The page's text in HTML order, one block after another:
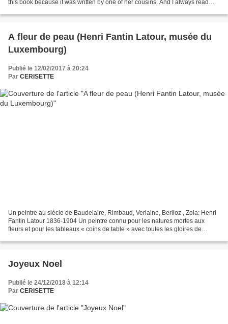
this book because it was written by one of her cousins. And I always read
A fleur de peau (Henri Fantin Latour, musée du
Luxembourg)
Publié le 12/02/2017 à 20:24
Par CERISETTE
Un peintre au siècle de Baudelaire, Rimbaud, Verlaine, Berlioz , Zola: Henri
Fantin Latour 1836-1904 Un peintre connu pour les natures mortes aux
fleurs et pour les tableaux « coins de table » avec toutes les gloires de
Joyeux Noel
Publié le 24/12/2018 à 12:14
Par CERISETTE